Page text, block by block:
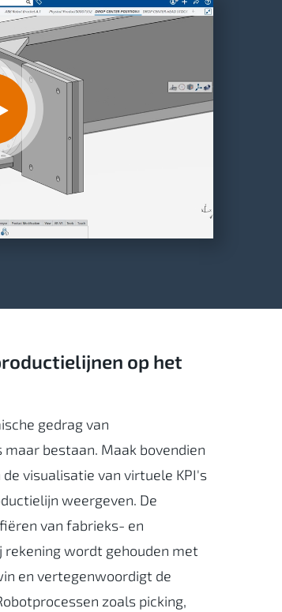
op het
gedrag van
bestaan. Maak bovendien
visualisatie van virtuele KPI's
weergeven. De
van fabrieks- en
wordt gehouden met
en vertegenwoordigt de
zoals picking,